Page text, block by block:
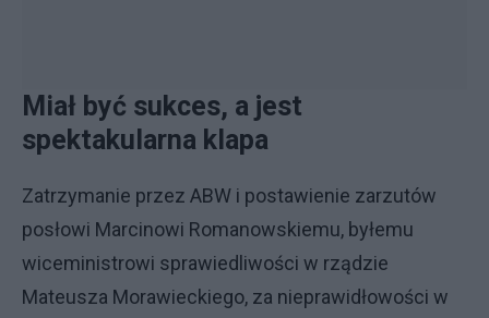
Miał być sukces, a jest
spektakularna klapa
Zatrzymanie przez ABW i postawienie zarzutów
posłowi Marcinowi Romanowskiemu, byłemu
wiceministrowi sprawiedliwości w rządzie
Mateusza Morawieckiego, za nieprawidłowości w